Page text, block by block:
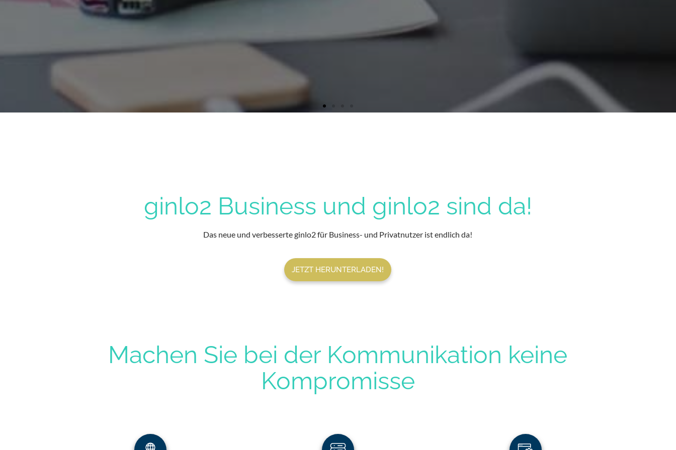
ginlo2 Business und ginlo2 sind da!
Das neue und verbesserte ginlo2 für Business- und Privatnutzer ist endlich da!
JETZT HERUNTERLADEN!
Machen Sie bei der Kommunikation keine
Kompromisse